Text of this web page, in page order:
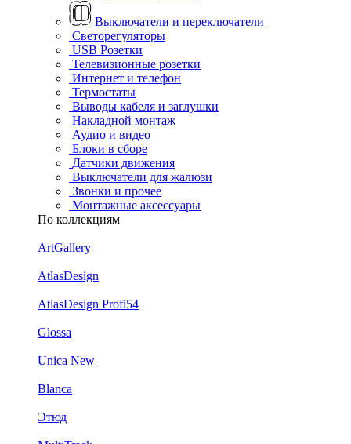
Выключатели и переключатели
Светорегуляторы
USB Розетки
Телевизионные розетки
Интернет и телефон
Термостаты
Выводы кабеля и заглушки
Накладной монтаж
Аудио и видео
Блоки в сборе
Датчики движения
Выключатели для жалюзи
Звонки и прочее
Монтажные аксессуары
По коллекциям
ArtGallery
AtlasDesign
AtlasDesign Profi54
Glossa
Unica New
Blanca
Этюд